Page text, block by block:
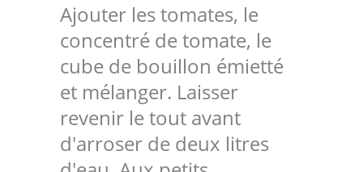
Ajouter les tomates, le
concentré de tomate, le
cube de bouillon émietté
et mélanger. Laisser
revenir le tout avant
d'arroser de deux litres